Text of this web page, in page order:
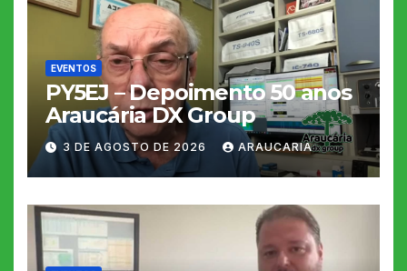
EVENTOS
PY5EJ – Depoimento 50 anos
Araucária DX Group
3 DE AGOSTO DE 2026 ARAUCARIA